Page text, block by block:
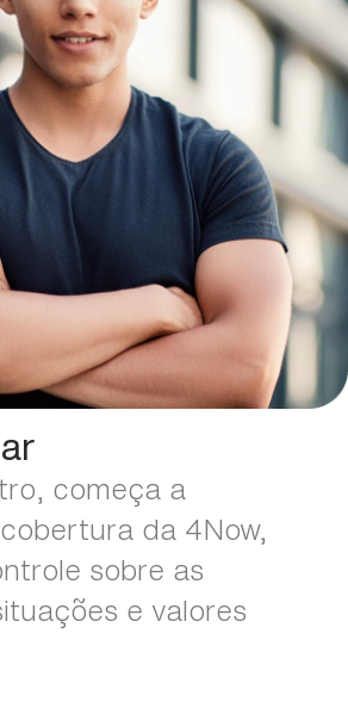
começa a
da 4Now,
sobre as
e valores